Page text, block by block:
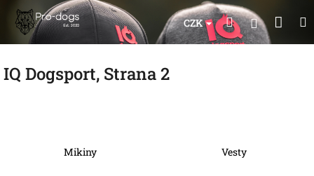
Přejít
obsah
CZK Hledat
IQ Dogsport, Strana 2
Mikiny Vesty